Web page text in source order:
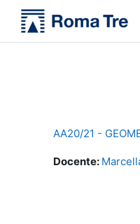
Vai al contenuto principale
AA20/21 -
Docente: